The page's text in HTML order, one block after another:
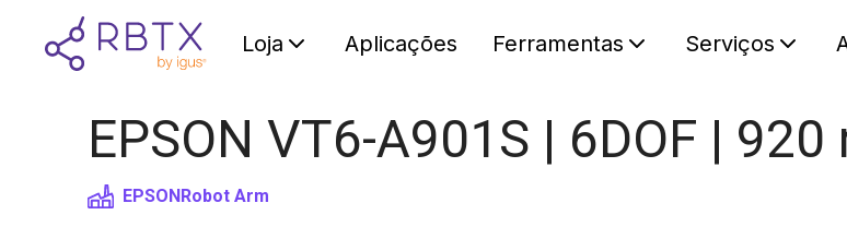
Loja Aplicações Ferramentas Serviços
EPSON VT6-A901S | 6DOF |
EPSONRobot Arm